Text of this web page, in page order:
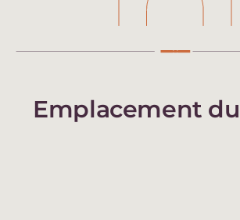
Emplacement